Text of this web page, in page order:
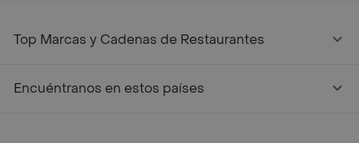
Top Marcas y Cadenas de Restaurantes
Encuéntranos en estos países